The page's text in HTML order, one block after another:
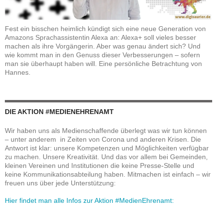
Fest ein bisschen heimlich kündigt sich eine neue Generation von
Amazons Sprachassistentin Alexa an: Alexa+ soll vieles besser
machen als ihre Vorgängerin. Aber was genau ändert sich? Und
wie kommt man in den Genuss dieser Verbesserungen – sofern
man sie überhaupt haben will. Eine persönliche Betrachtung von
Hannes.
DIE AKTION #MEDIENEHRENAMT
Wir haben uns als Medienschaffende überlegt was wir tun können
– unter anderem in Zeiten von Corona und anderen Krisen. Die
Antwort ist klar: unsere Kompetenzen und Möglichkeiten verfügbar
zu machen. Unsere Kreativität. Und das vor allem bei Gemeinden,
kleinen Vereinen und Institutionen die keine Presse-Stelle und
keine Kommunikationsabteilung haben. Mitmachen ist einfach – wir
freuen uns über jede Unterstützung:
Hier findet man alle Infos zur Aktion #MedienEhrenamt: